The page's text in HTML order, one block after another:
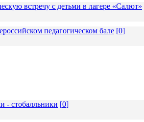
встречу с детьми в лагере «Салют»
педагогическом бале [0]
- стобалльники [0]